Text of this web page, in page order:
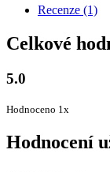
Recenze (1)
Celkové
5.0
Hodnoceno 1x
Hodnocení